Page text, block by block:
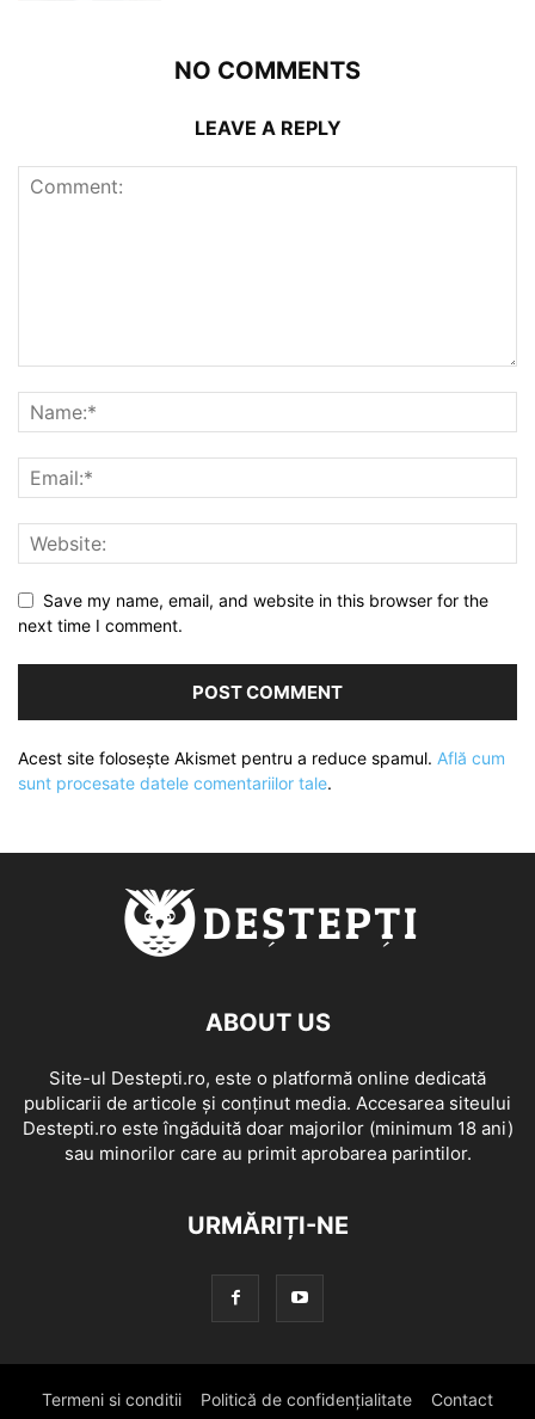
NO COMMENTS
LEAVE A REPLY
Save my name, email, and website in this browser for the
next time I comment.
Acest site folosește Akismet pentru a reduce spamul. Află cum
sunt procesate datele comentariilor tale.
ABOUT US
Site-ul Destepti.ro, este o platformă online dedicată
publicarii de articole și conținut media. Accesarea siteului
Destepti.ro este îngăduită doar majorilor (minimum 18 ani)
sau minorilor care au primit aprobarea parintilor.
URMĂRIȚI-NE
Termeni si conditii Politică de confidențialitate Contact